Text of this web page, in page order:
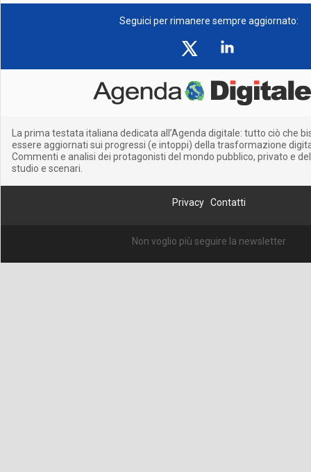
Seguici per rimanere sempre aggiornato:
La prima testata italiana dedicata all’Agenda digitale: tutto ciò che
essere aggiornati sui progressi (e intoppi) della trasformazione
Commenti e analisi dei protagonisti del mondo pubblico, privato e
studio e scenari.
Privacy Contatti
Non voglio più seguire la newsletter